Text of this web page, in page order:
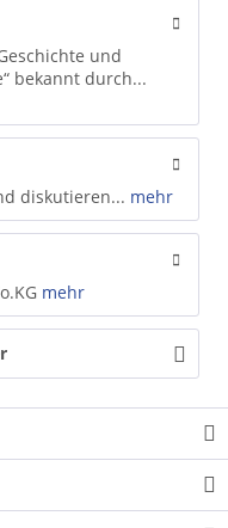
und
bekannt durch...
diskutieren... mehr
mehr